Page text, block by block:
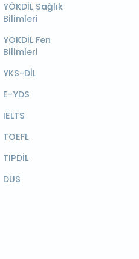
YÖKDİL Sağlık
Bilimleri
YÖKDİL Fen
Bilimleri
YKS-DİL
E-YDS
IELTS
TOEFL
TIPDİL
DUS